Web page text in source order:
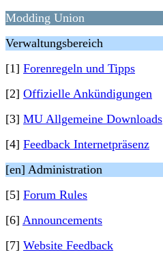
Modding Union
Verwaltungsbereich
[1] Forenregeln und Tipps
[2] Offizielle Ankündigungen
[3] MU Allgemeine Downloads
[4] Feedback Internetpräsenz
[en] Administration
[5] Forum Rules
[6] Announcements
[7] Website Feedback